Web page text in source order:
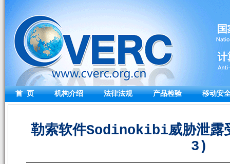
首 页 机构介绍 法律法规 产品检验 移动安
勒索软件Sodinokibi威胁泄
3)